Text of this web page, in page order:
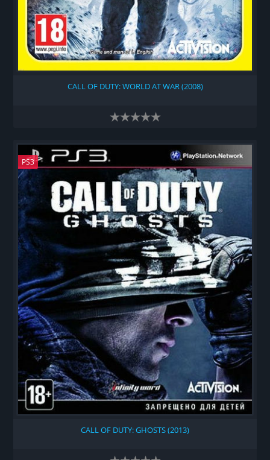
CALL OF DUTY: WORLD AT WAR (2008)
PS3
CALL OF DUTY: GHOSTS (2013)